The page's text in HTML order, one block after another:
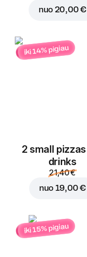
nuo 20,00 €
iki 14% pigiau
2 small
drinks
21,40 €
nuo 19,00 €
iki 15% pigiau